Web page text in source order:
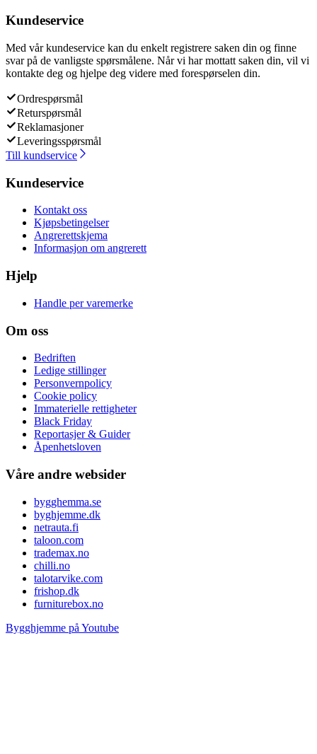
Kundeservice
Med vår kundeservice kan du enkelt registrere saken din og finne
svar på de vanligste spørsmålene. Når vi har mottatt saken din, vil vi
kontakte deg og hjelpe deg videre med forespørselen din.
Ordrespørsmål
Returspørsmål
Reklamasjoner
Leveringsspørsmål
Till kundservice
Kundeservice
Kontakt oss
Kjøpsbetingelser
Angrerettskjema
Informasjon om angrerett
Hjelp
Handle per varemerke
Om oss
Bedriften
Ledige stillinger
Personvernpolicy
Cookie policy
Immaterielle rettigheter
Black Friday
Reportasjer & Guider
Åpenhetsloven
Våre andre websider
bygghemma.se
byghjemme.dk
netrauta.fi
taloon.com
trademax.no
chilli.no
talotarvike.com
frishop.dk
furniturebox.no
Bygghjemme på Youtube